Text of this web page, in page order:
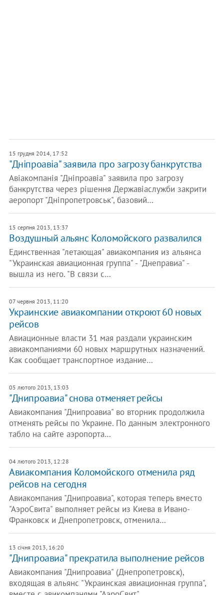
15 грудня 2014, 17:52
"Дніпроавіа" заявила про загрозу банкрутства
Авіакомпанія "Дніпроавіа" заявила про загрозу
банкрутства через рішення Державіаслужби закрити
аеропорт "Дніпропетровськ", базовий…
15 серпня 2013, 13:37
Воздушный альянс Коломойского развалился
Единственная "летающая" авиакомпания из альянса
"Украинская авиационная группа" - "Днеправиа" -
вышла из него. "В связи с…
07 червня 2013, 11:20
Украинские авиакомпании откроют 60 новых
рейсов
Авиационные власти 31 мая раздали украинским
авиакомпаниями 60 новых маршрутных назначений.
Как сообщает транспортное издание…
05 лютого 2013, 13:03
"Днипроавиа" снова отменяет рейсы
Авиакомпания "Днипроавиа" во вторник продолжила
отменять рейсы по Украине. По данным электронного
табло на сайте аэропорта…
04 лютого 2013, 12:28
Авиакомпания Коломойского отменила ряд
рейсов на сегодня
Авиакомпания "Днипроавиа", которая теперь вместо
"АэроСвита" выполняет рейсы из Киева в Ивано-
Франковск и Днепропетровск, отменила…
13 січня 2013, 16:20
"Днипроавиа" прекратила выполнение рейсов
Авиакомпания "Днипроавиа" (Днепропетровск),
входящая в альянс "Украинская авиационная группа",